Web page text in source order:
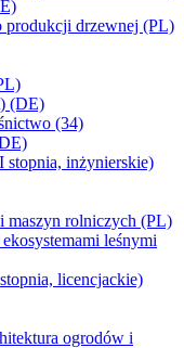
produkcji drzewnej (PL)
(DE)
(34)
stopnia, inżynierskie)
maszyn rolniczych (PL)
leśnymi
licencjackie)
ogrodów i